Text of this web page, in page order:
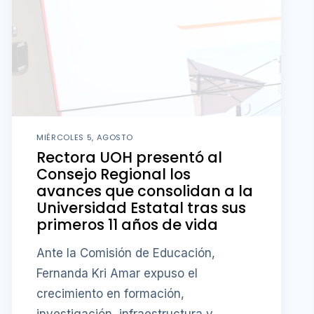
MIÉRCOLES 5, AGOSTO
Rectora UOH presentó al
Consejo Regional los
avances que consolidan a la
Universidad Estatal tras sus
primeros 11 años de vida
Ante la Comisión de Educación,
Fernanda Kri Amar expuso el
crecimiento en formación,